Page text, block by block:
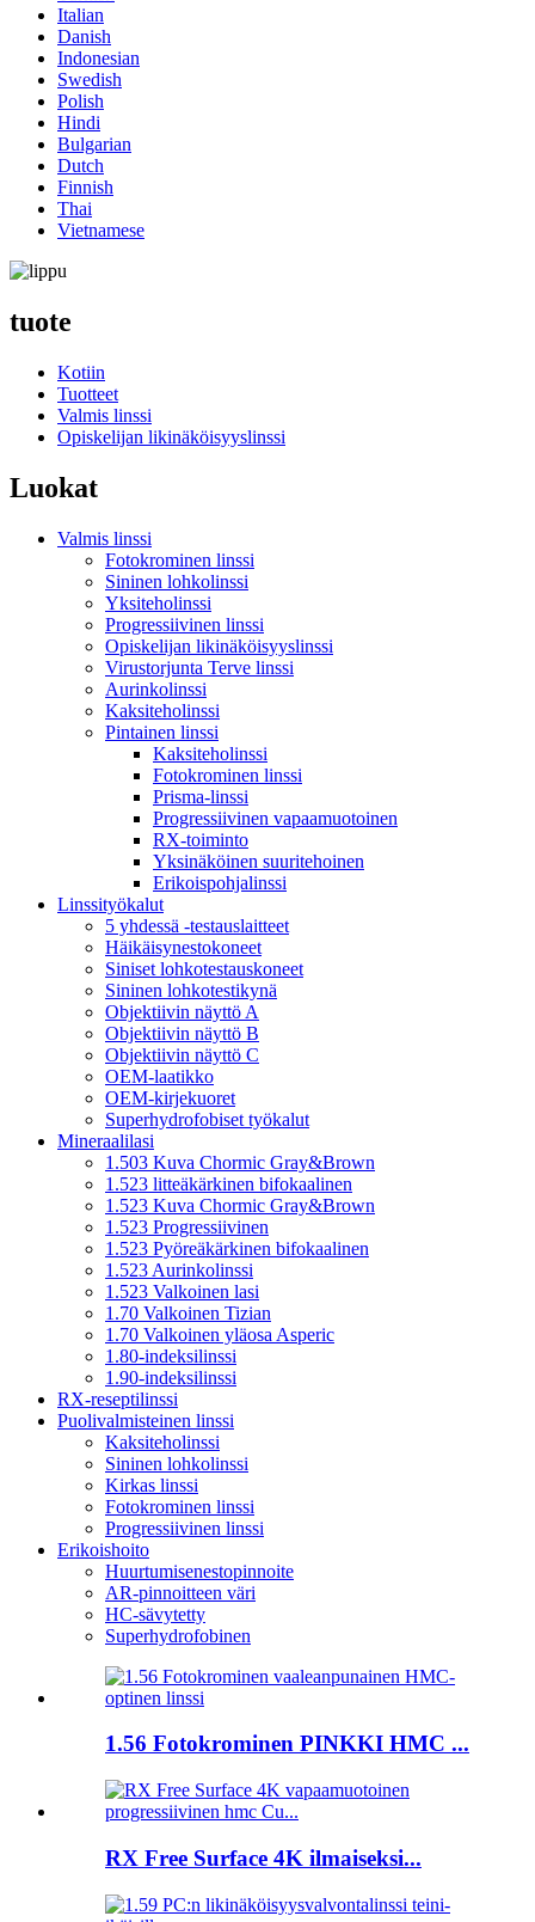
Italian
Danish
Indonesian
Swedish
Polish
Hindi
Bulgarian
Dutch
Finnish
Thai
Vietnamese
tuote
Kotiin
Tuotteet
Valmis linssi
Opiskelijan likinäköisyyslinssi
Luokat
Valmis linssi
Fotokrominen linssi
Sininen lohkolinssi
Yksiteholinssi
Progressiivinen linssi
Opiskelijan likinäköisyyslinssi
Virustorjunta Terve linssi
Aurinkolinssi
Kaksiteholinssi
Pintainen linssi
Kaksiteholinssi
Fotokrominen linssi
Prisma-linssi
Progressiivinen vapaamuotoinen
RX-toiminto
Yksinäköinen suuritehoinen
Erikoispohjalinssi
Linssityökalut
5 yhdessä -testauslaitteet
Häikäisynestokoneet
Siniset lohkotestauskoneet
Sininen lohkotestikynä
Objektiivin näyttö A
Objektiivin näyttö B
Objektiivin näyttö C
OEM-laatikko
OEM-kirjekuoret
Superhydrofobiset työkalut
Mineraalilasi
1.503 Kuva Chormic Gray&Brown
1.523 litteäkärkinen bifokaalinen
1.523 Kuva Chormic Gray&Brown
1.523 Progressiivinen
1.523 Pyöreäkärkinen bifokaalinen
1.523 Aurinkolinssi
1.523 Valkoinen lasi
1.70 Valkoinen Tizian
1.70 Valkoinen yläosa Asperic
1.80-indeksilinssi
1.90-indeksilinssi
RX-reseptilinssi
Puolivalmisteinen linssi
Kaksiteholinssi
Sininen lohkolinssi
Kirkas linssi
Fotokrominen linssi
Progressiivinen linssi
Erikoishoito
Huurtumisenestopinnoite
AR-pinnoitteen väri
HC-sävytetty
Superhydrofobinen
1.56 Fotokrominen PINKKI HMC ...
RX Free Surface 4K ilmaiseksi...